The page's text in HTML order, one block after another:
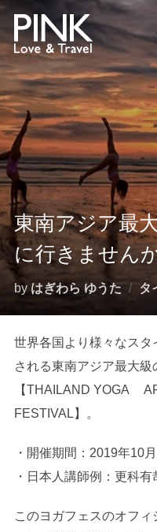
テ
ン
ツ
へ
ス
キ
ッ
プ
東南アジア最
に行きません
by はぎわら ゆうた タ
世界各国より様々なス
される東南アジア最大級
【THAILAND
FESTIVAL】。
・開催期間：2019年10
・日本人講師例：更科
このヨガフェスのオフ